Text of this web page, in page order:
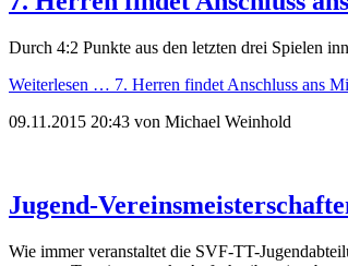
Durch 4:2 Punkte aus den letzten drei Spielen
Weiterlesen … 7. Herren findet Anschluss ans
09.11.2015 20:43 von Michael Weinhold
Jugend-
Wie immer veranstaltet die SVF-TT-